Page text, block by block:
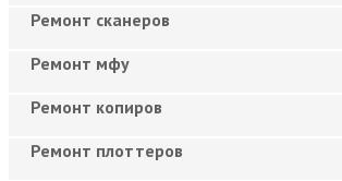
Ремонт сканеров
Ремонт мфу
Ремонт копиров
Ремонт плоттеров